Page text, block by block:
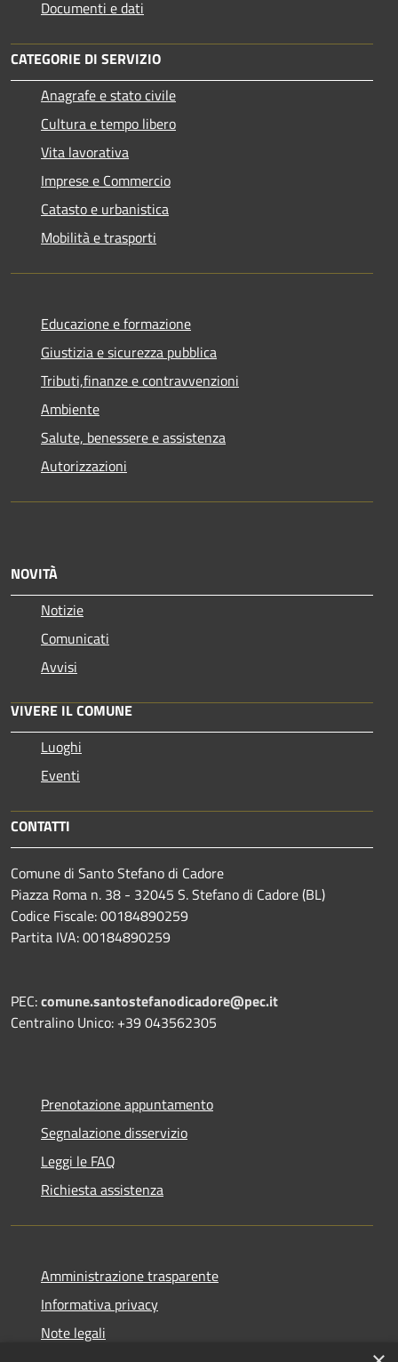
Documenti e dati
CATEGORIE DI SERVIZIO
Anagrafe e stato civile
Cultura e tempo libero
Vita lavorativa
Imprese e Commercio
Catasto e urbanistica
Mobilità e trasporti
Educazione e formazione
Giustizia e sicurezza pubblica
Tributi,finanze e contravvenzioni
Ambiente
Salute, benessere e assistenza
Autorizzazioni
NOVITÀ
Notizie
Comunicati
Avvisi
VIVERE IL COMUNE
Luoghi
Eventi
CONTATTI
Comune di Santo Stefano di Cadore
Piazza Roma n. 38 - 32045 S. Stefano di Cadore (BL)
Codice Fiscale: 00184890259
Partita IVA: 00184890259
PEC:comune.santostefanodicadore@pec.it
Centralino Unico: +39 043562305
Prenotazione appuntamento
Segnalazione disservizio
Leggi le FAQ
Richiesta assistenza
Amministrazione trasparente
Informativa privacy
Note legali